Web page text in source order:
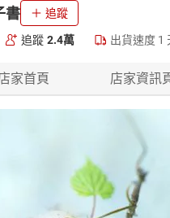
書 追蹤
追蹤 2.4萬 出貨速度 1
家首頁 店家資訊